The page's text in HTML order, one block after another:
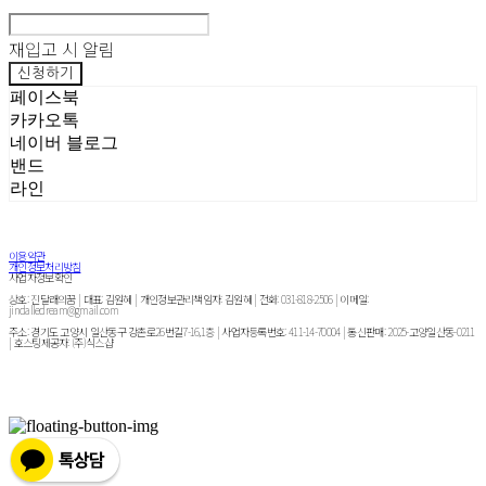
재입고 시 알림
신청하기
페이스북
카카오톡
네이버 블로그
밴드
라인
이용약관
개인정보처리방침
사업자정보확인
상호: 진달래의꿈 | 대표: 김원혜 | 개인정보관리책임자: 김원혜 | 전화: 031-818-2506 | 이메일:
jindalledream@gmail.com
주소: 경기도 고양시 일산동구 강촌로26번길7-16,1층 | 사업자등록번호:411-14-70004| 통신판매:2025-고양일산동-0211
| 호스팅제공자: (주)식스샵